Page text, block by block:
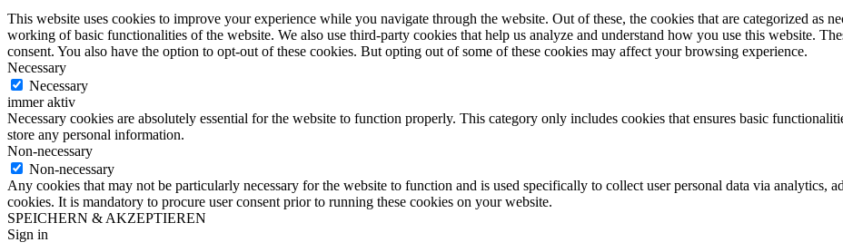
This website uses cookies to improve your experience while you navigate through the website. Out of these, the cookies that are categorized as
working of basic functionalities of the website. We also use third-party cookies that help us analyze and understand how you use this website.
consent. You also have the option to opt-out of these cookies. But opting out of some of these cookies may affect your browsing experience.
Necessary
Necessary
immer aktiv
Necessary cookies are absolutely essential for the website to function properly. This category only includes cookies that ensures basic
store any personal information.
Non-necessary
Non-necessary
Any cookies that may not be particularly necessary for the website to function and is used specifically to collect user personal data via analytics,
cookies. It is mandatory to procure user consent prior to running these cookies on your website.
SPEICHERN & AKZEPTIEREN
Sign in